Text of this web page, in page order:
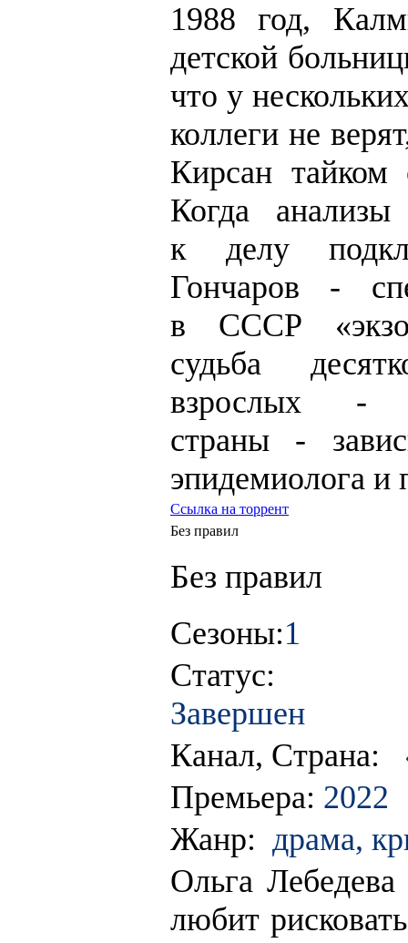
1988 год,
детской
что у
коллеги не
Кирсан тайком
Когда
к делу
Гончаров -
в СССР
судьба
взрослых
страны -
эпидемиолога и
Ссылка на торрент
Без правил
Без правил
Сезоны:1
Статус:
Завершен
Канал, Страна:
Премьера: 2022
Жанр: драма,
Ольга Лебедева
любит